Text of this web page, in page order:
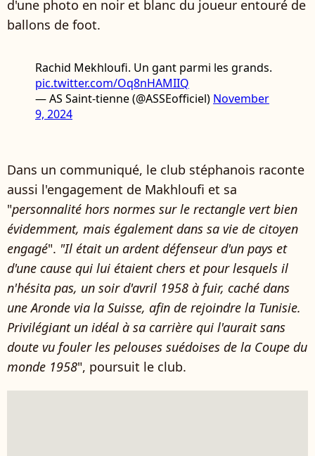
d'une photo en noir et blanc du joueur entouré de
ballons de foot.
Rachid Mekhloufi. Un gant parmi les grands.
pic.twitter.com/Oq8nHAMIIQ
— AS Saint-tienne (@ASSEofficiel) November
9, 2024
Dans un communiqué, le club stéphanois raconte
aussi l'engagement de Makhloufi et sa
"personnalité hors normes sur le rectangle vert bien
évidemment, mais également dans sa vie de citoyen
engagé". "Il était un ardent défenseur d'un pays et
d'une cause qui lui étaient chers et pour lesquels il
n'hésita pas, un soir d'avril 1958 à fuir, caché dans
une Aronde via la Suisse, afin de rejoindre la Tunisie.
Privilégiant un idéal à sa carrière qui l'aurait sans
doute vu fouler les pelouses suédoises de la Coupe du
monde 1958", poursuit le club.